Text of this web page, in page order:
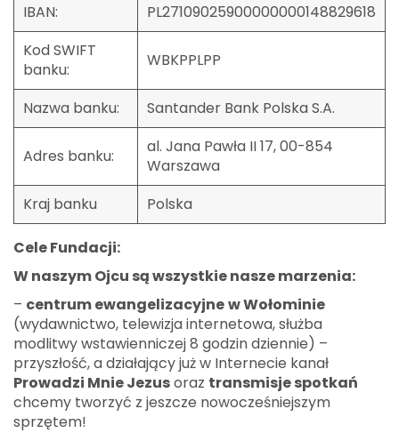
IBAN:
PL27109025900000000148829618
Kod SWIFT
banku:
WBKPPLPP
Nazwa banku: Santander Bank Polska S.A.
Adres banku:
al. Jana Pawła II 17, 00-854
Warszawa
Kraj banku
Polska
Cele Fundacji:
W naszym Ojcu są wszystkie nasze marzenia:
– centrum ewangelizacyjnew Wołominie
(wydawnictwo, telewizja internetowa, służba
modlitwy wstawienniczej 8 godzin dziennie) –
przyszłość, a działający już w Internecie kanał
Prowadzi Mnie Jezusoraz transmisje spotkań
chcemy tworzyć z jeszcze nowocześniejszym
sprzętem!